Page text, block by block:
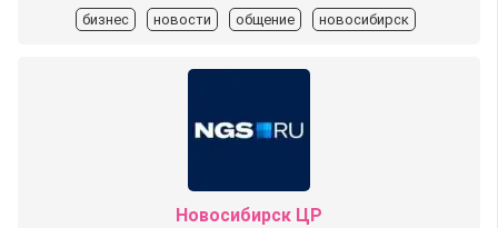
бизнес новости общение новосибирск
Новосибирск ЦР